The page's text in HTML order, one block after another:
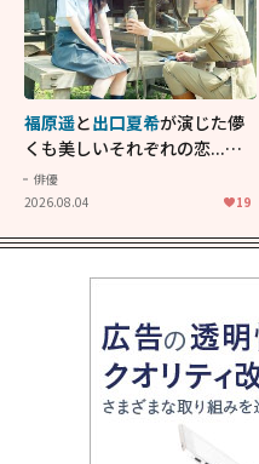
福原遥と出口夏希が演じた儚
くも美しいそれぞれの恋...生
きることの尊さを教えてくれ
た映画「あの花が咲く丘で、
俳優
2026.08.04
19